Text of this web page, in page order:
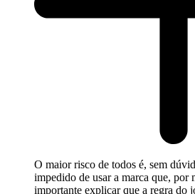
O maior risco de todos é, sem
impedido de usar a marca que, por
importante explicar que a regra do